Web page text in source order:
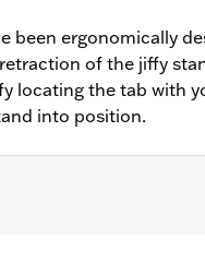
been ergonomically
of the jiffy
locating the tab with
into position.